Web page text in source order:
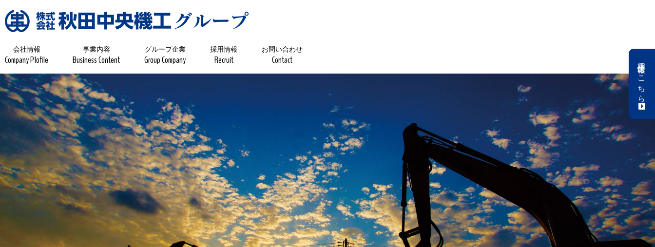
会社情報
Company Plofile
事業内容
Business Content
グループ企業
Group Company
採用情報
Recruit
お問い合わせ
Contact
はこちら